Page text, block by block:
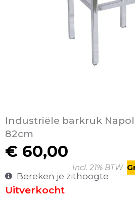
Industriële barkruk
82cm
€ 60,00
Incl. 21% BTW
Bereken je zithoogte
Uitverkocht